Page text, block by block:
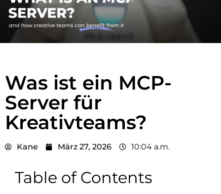
Was ist ein MCP-
Server für
Kreativteams?
Kane März 27, 2026 10:04 a.m.
Table of Contents